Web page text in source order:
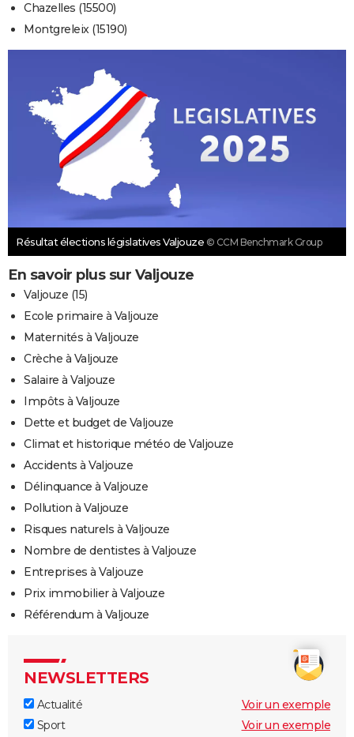
Chazelles (15500)
Montgreleix (15190)
Résultat élections législatives Valjouze © CCM Benchmark Group
En savoir plus sur Valjouze
Valjouze (15)
Ecole primaire à Valjouze
Maternités à Valjouze
Crèche à Valjouze
Salaire à Valjouze
Impôts à Valjouze
Dette et budget de Valjouze
Climat et historique météo de Valjouze
Accidents à Valjouze
Délinquance à Valjouze
Pollution à Valjouze
Risques naturels à Valjouze
Nombre de dentistes à Valjouze
Entreprises à Valjouze
Prix immobilier à Valjouze
Référendum à Valjouze
NEWSLETTERS
Actualité
Voir un exemple
Sport
Voir un exemple